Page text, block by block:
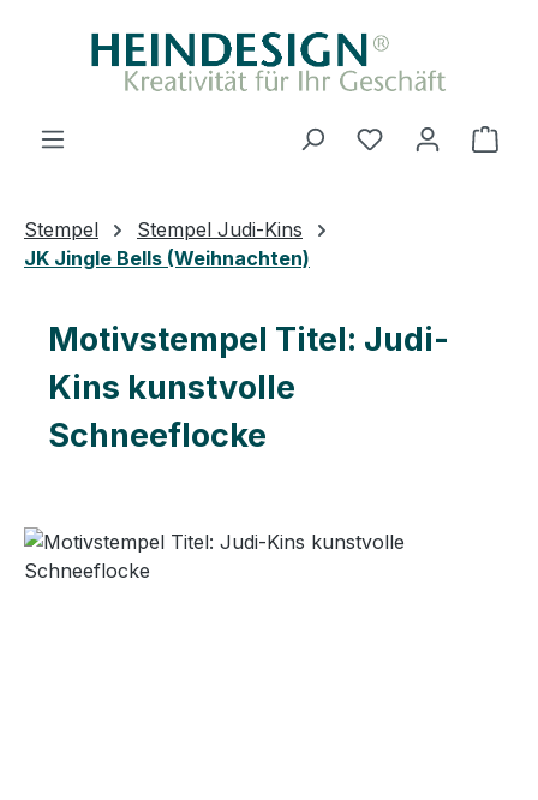
Zum Hauptinhalt springen
Du hast 0
Stempel
Stempel Judi-Kins
JK Jingle Bells (Weihnachten)
Motivstempel Titel: Judi-
Kins kunstvolle
Schneeflocke